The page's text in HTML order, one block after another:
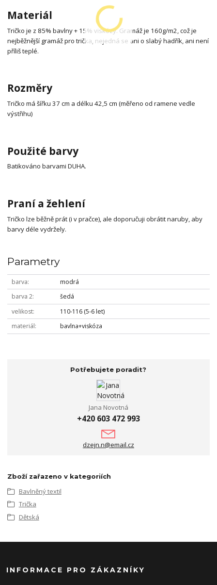
Materiál
Tričko je z 85% bavlny + 15% viskózy. Gramáž je 160g/m2, což je
nejběžnější gramáž pro trička, nejedná se ani o slabý hadřík, ani není
příliš teplé.
Rozměry
Tričko má šířku 37 cm a délku 42,5 cm (měřeno od ramene vedle
výstřihu)
Použité barvy
Batikováno barvami DUHA.
Praní a žehlení
Tričko lze běžně prát (i v pračce), ale doporučuji obrátit naruby, aby
barvy déle vydržely.
Parametry
barva
modrá
barva 2
šedá
velikost
110-116 (5-6 let)
materiál
bavlna+viskóza
Potřebujete poradit?
Jana Novotná
+420 603 472 993
dzejn.n@email.cz
Zboží zařazeno v kategoriích
Bavlněný textil
Trička
Dětská
INFORMACE PRO ZÁKAZNÍKY